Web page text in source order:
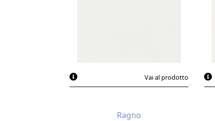
Vai al prodotto
Ragno